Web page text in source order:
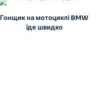
Гонщик на мотоциклі BMW
їде швидко